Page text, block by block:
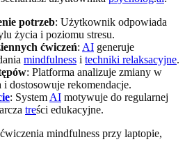
potrzeb: Użytkownik odpowiada
życia i poziomu stresu.
ćwiczeń: AI generuje
mindfulness i techniki relaksacyjne.
: Platforma analizuje zmiany w
dostosowuje rekomendacje.
: System AI motywuje do regularnej
treści edukacyjne.